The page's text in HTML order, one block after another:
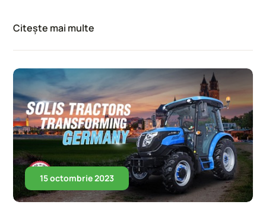
Citește mai multe
15 octombrie 2023